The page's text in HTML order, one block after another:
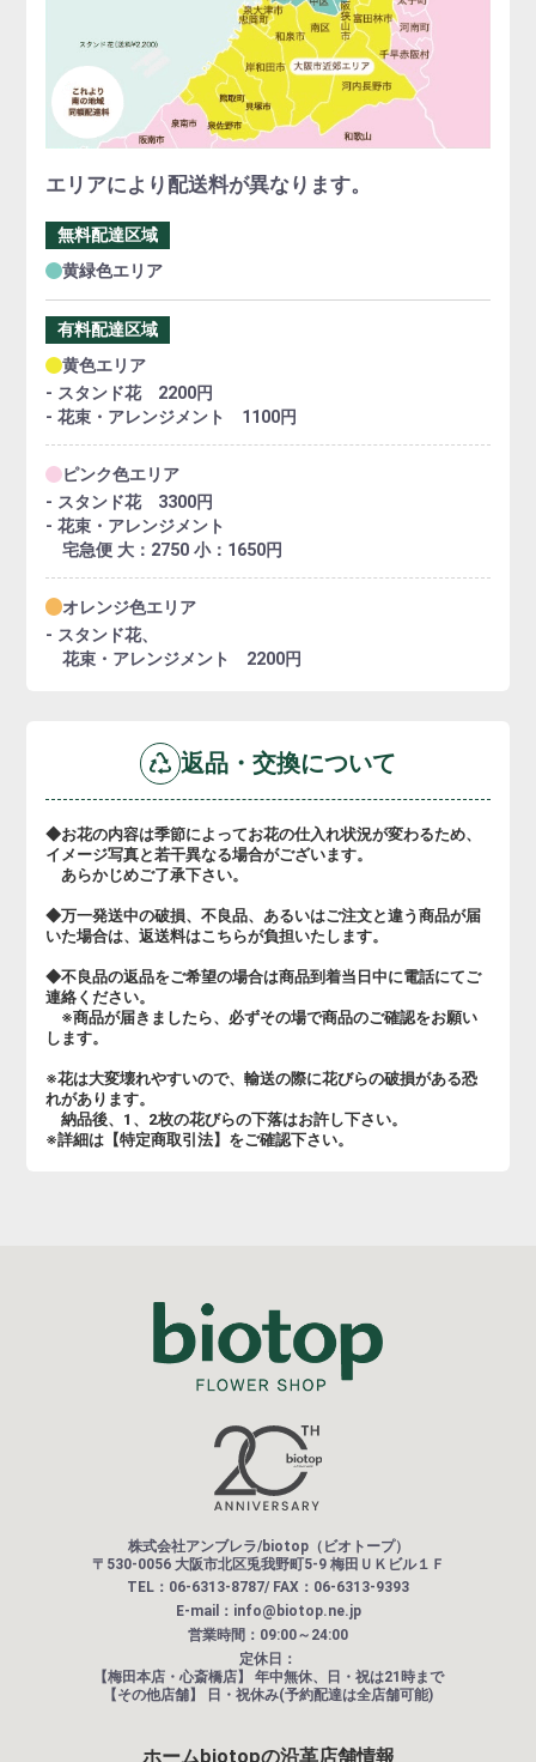
エリアにより配送料が異なります。
無料配達区域
黄緑色エリア
有料配達区域
黄色エリア
- スタンド花 2200円
- 花束・アレンジメント 1100円
ピンク色エリア
- スタンド花 3300円
- 花束・アレンジメント
宅急便 大：2750 小：1650円
オレンジ色エリア
- スタンド花、
花束・アレンジメント 2200円
返品・交換について
◆お花の内容は季節によってお花の仕入れ状況が変わるため、
イメージ写真と若干異なる場合がございます。
あらかじめご了承下さい。
◆万一発送中の破損、不良品、あるいはご注文と違う商品が届
いた場合は、返送料はこちらが負担いたします。
◆不良品の返品をご希望の場合は商品到着当日中に電話にてご
連絡ください。
※商品が届きましたら、必ずその場で商品のご確認をお願い
します。
※花は大変壊れやすいので、輸送の際に花びらの破損がある恐
れがあります。
納品後、1、2枚の花びらの下落はお許し下さい。
※詳細は【特定商取引法】をご確認下さい。
株式会社アンブレラ/biotop（ビオトープ）
〒530-0056 大阪市北区兎我野町5-9 梅田ＵＫビル１Ｆ
TEL：06-6313-8787/ FAX：06-6313-9393
E-mail：info@biotop.ne.jp
営業時間：09:00～24:00
定休日：
【梅田本店・心斎橋店】 年中無休、日・祝は21時まで
【その他店舗】
日・祝休み(予約配達は全店舗可能)
ホームbiotopの沿革店舗情報